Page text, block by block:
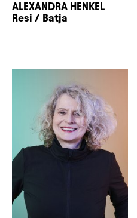
ALEXANDRA HENKEL
Resi / Batja